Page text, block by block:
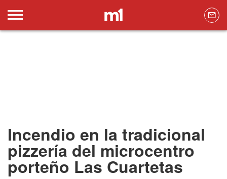
Incendio en la tradicional
pizzería del microcentro
porteño Las Cuartetas